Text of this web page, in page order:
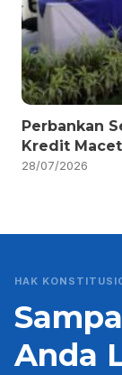
Perbankan
Kredit Macet
28/07/2026
HAK
Anda